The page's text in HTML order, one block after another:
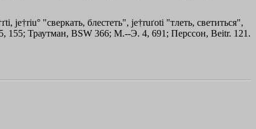
јe†riu° "сверкать, блестеть", јe†ruґoti "тлеть, светиться",
Траутман, ВSW 366; М.--Э. 4, 691; Перссон, Beitr. 121.